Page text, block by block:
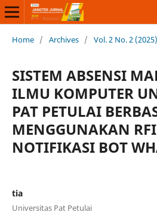
Home / Archives / Vol. 2 No. 2
SISTEM ABSENSI
ILMU KOMPUTER
PAT PETULAI
MENGGUNAKAN
NOTIFIKASI BOT
tia
Universitas Pat Petulai